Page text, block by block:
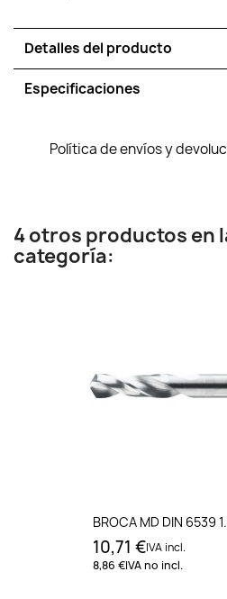
Detalles del producto
Especificaciones
Política de envíos y
4 otros productos en
categoría:
BROCA MD DIN 6539
10,71 €IVA incl.
8,86 €IVA no incl.